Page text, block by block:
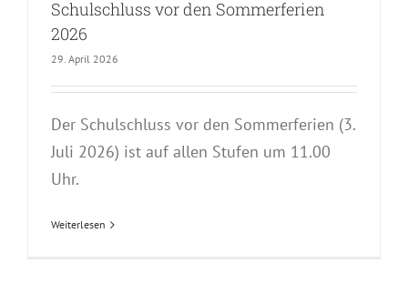
Schulschluss vor den Sommerferien
2026
29. April 2026
Der Schulschluss vor den Sommerferien (3.
Juli 2026) ist auf allen Stufen um 11.00
Uhr.
Weiterlesen